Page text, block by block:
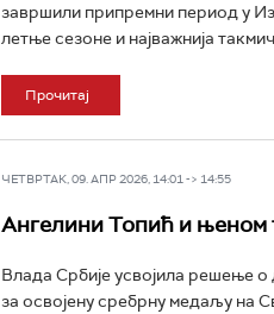
завршили припремни период у
летње сезоне и најважнија
Прочитај
ЧЕТВРТАК, 09. АПР 2026, 14:01 -> 14:55
Ангелини Топић и њеном
Влада Србије усвојила решењe
за освојену сребрну медаљу на